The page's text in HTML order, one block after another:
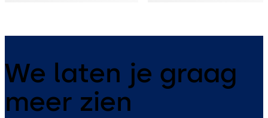
We laten je graag
meer zien